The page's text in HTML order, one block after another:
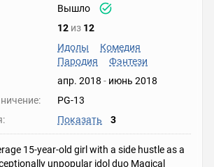
Вышло
12 из 12
Идолы
Комедия
Пародия
Фэнтези
апр. 2018 - июнь 2018
PG-13
Показать 3
15-year-old girl with a side hustle as a
unpopular idol duo Magical